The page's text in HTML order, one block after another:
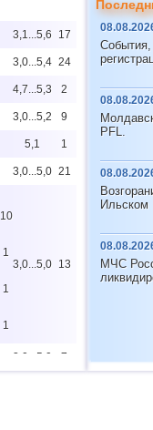
3,1...5,6 17
3,0...5,4 24
4,7...5,3 2
3,0...5,2 9
5,1 1
3,0...5,0 21
10
1
1
1
3,0...5,0 13
3,0...5,0 7
PFL.
МЧС